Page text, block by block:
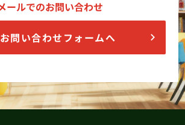
ールでのお問い合わせ
お問い合わせフォームへ